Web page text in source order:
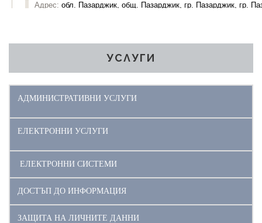
УСЛУГИ
АДМИНИСТРАТИВНИ УСЛУГИ
ЕЛЕКТРОННИ УСЛУГИ
ЕЛЕКТРОННИ СИСТЕМИ
ДОСТЪП ДО ИНФОРМАЦИЯ
ЗАЩИТА НА ЛИЧНИТЕ ДАННИ